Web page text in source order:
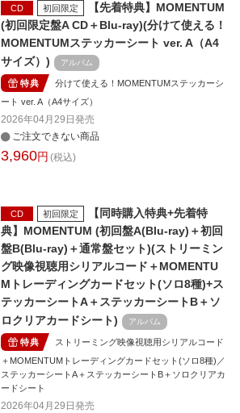
CD 初回限定
【先着特典】MOMENTUM
(初回限定盤A CD＋Blu-ray)(分けて使える！
MOMENTUMステッカーシート ver. A（A4
サイズ）)
アルバム
特典
分けて使える！MOMENTUMステッカーシ
ート ver. A（A4サイズ）
2026年04月29日 発売
ご注文できない商品
3,960円 (税込)
CD 初回限定
【同時購入特典+先着特
典】MOMENTUM (初回盤A(Blu-ray)＋初回
盤B(Blu-ray)＋通常盤セット)(ストリーミン
グ映像視聴用シリアルコード＋MOMENTU
Mトレーディングカードセット(ソロ8種)+ス
テッカーシートA＋ステッカーシートB＋ソ
ロクリアカードシート)
アルバム
特典
ストリーミング映像視聴用シリアルコード
＋MOMENTUMトレーディングカードセット(ソロ8種)／
ステッカーシートA＋ステッカーシートB＋ソロクリアカ
ードシート
2026年04月29日 発売